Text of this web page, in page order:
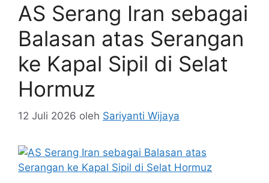
AS Serang Iran sebagai
Balasan atas Serangan
ke Kapal Sipil di Selat
Hormuz
12 Juli 2026 oleh Sariyanti Wijaya